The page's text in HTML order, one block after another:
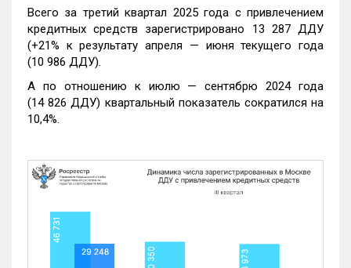
Всего за третий квартал 2025 года с привлечением
кредитных средств зарегистрировано 13 287 ДДУ
(+21% к результату апреля — июня текущего года
(10 986 ДДУ).
А по отношению к июлю — сентябрю 2024 года
(14 826 ДДУ) квартальный показатель сократился на
10,4%.